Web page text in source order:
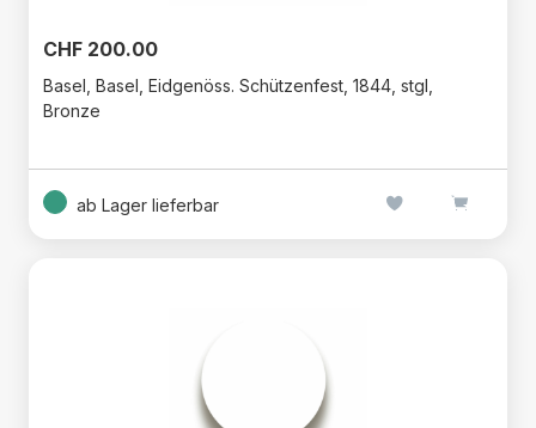
CHF 200.00
Basel, Basel, Eidgenöss. Schützenfest, 1844, stgl,
Bronze
ab Lager lieferbar